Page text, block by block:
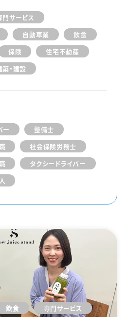
門サービス
自動車業
飲食
保険
住宅不動産
築・建設
ー
整備士
社会保険労務士
タクシードライバー
飲食
専門サービス